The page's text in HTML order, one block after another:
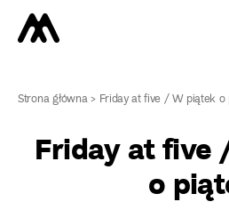
Strona główna> Friday at five / W piątek o
Friday at five
o